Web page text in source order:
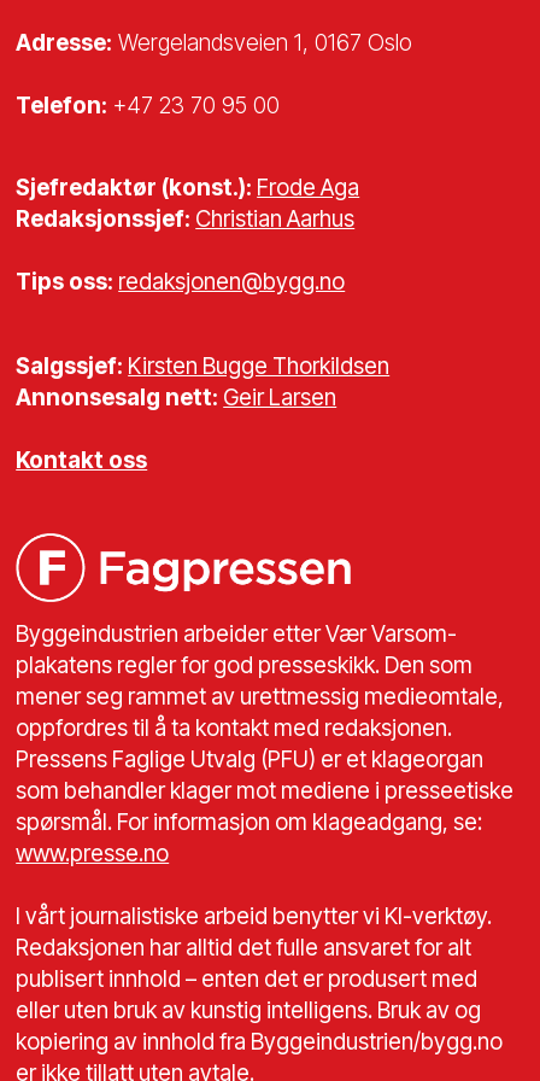
Den brannsikre platen som gjør
hverdagen enklere
livsfarlig
Adresse: Wergelandsveien 1, 0167 Oslo
Telefon: +47 23 70 95 00
Sjefredaktør (konst.): Frode Aga
Redaksjonssjef: Christian Aarhus
Tips oss: redaksjonen@bygg.no
Salgssjef: Kirsten Bugge Thorkildsen
Annonsesalg nett: Geir Larsen
Kontakt oss
Byggeindustrien arbeider etter Vær Varsom-
plakatens regler for god presseskikk. Den som
mener seg rammet av urettmessig medieomtale,
oppfordres til å ta kontakt med redaksjonen.
Pressens Faglige Utvalg (PFU) er et klageorgan
som behandler klager mot mediene i presseetiske
spørsmål. For informasjon om klageadgang, se:
www.presse.no
I vårt journalistiske arbeid benytter vi KI-verktøy.
Redaksjonen har alltid det fulle ansvaret for alt
publisert innhold – enten det er produsert med
eller uten bruk av kunstig intelligens. Bruk av og
kopiering av innhold fra Byggeindustrien/bygg.no
er ikke tillatt uten avtale.